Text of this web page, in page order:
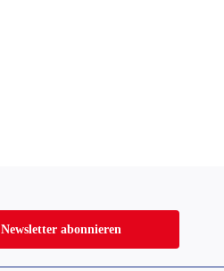
Newsletter abonnieren